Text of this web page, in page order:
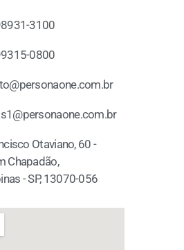
3100
0800
Otaviano, 60 -
Chapadão,
- SP, 13070-056